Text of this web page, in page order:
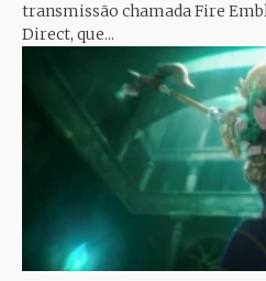
transmissão chamada Fire
Direct, que...